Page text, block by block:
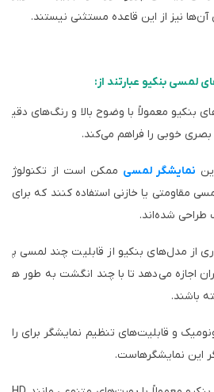
نیز از این قاعده مستثنی نیستند.
لمسی بنکیو عبارتند از:
بنکیو معمولاً با وضوح بالا و رنگ‌های دقی
خوبی را فراهم می‌کند.
نمایشگر لمسی ممکن است از تکنولوژ
مقاومتی یا خازنی استفاده کنند که برای
طراحی شده‌اند.
از مدل‌های بنکیو از قابلیت چند لمسی پ
اجازه می‌دهد تا با چند انگشت به طور ه
باشند.
و قابلیت‌های تنظیم نمایشگر برای را
این نمایشگرهاست.